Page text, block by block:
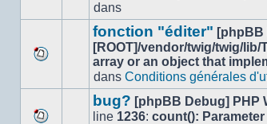
nouveau
message
dans
nouveau
message
fonction "éditer" [phpBB
[ROOT]/vendor/twig/twig/
array or an object that
dans Conditions générales
bug? [phpBB Debug] PHP
line 1236: count():